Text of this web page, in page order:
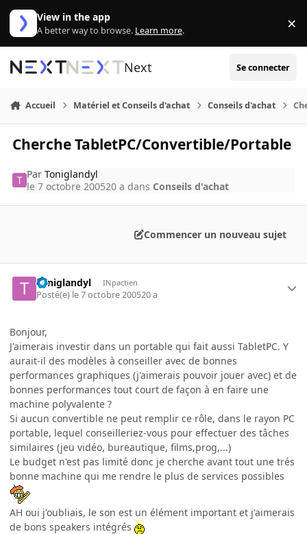
Aller au contenu
View in the app
A better way to browse. Learn more. ×
Next Se connecter
Accueil Matériel et Conseils d'achat Conseils d'achat
Cherche TabletPC/Convertible/Portable
ParToniglandyl
le 7 octobre 200520 a dans Conseils d'achat
Commencer un nouveau sujet
Toniglandyl INpactien
Posté(e) le 7 octobre 200520 a
Bonjour,
J'aimerais investir dans un portable qui fait aussi TabletPC. Y
aurait-il des modèles à conseiller avec de bonnes
performances graphiques (j'aimerais pouvoir jouer avec) et de
bonnes performances tout court de façon à en faire une
machine polyvalente ?
Si aucun convertible ne peut remplir ce rôle, dans le rayon PC
portable, lequel conseilleriez-vous pour effectuer des tâches
similaires (jeu vidéo, bureautique, films,prog,...)
Le budget n'est pas limité donc je cherche avant tout une trés
bonne machine qui me rendre le plus de services possibles
AH oui j'oubliais, le son est un élément important et j'aimerais
de bons speakers intégrés